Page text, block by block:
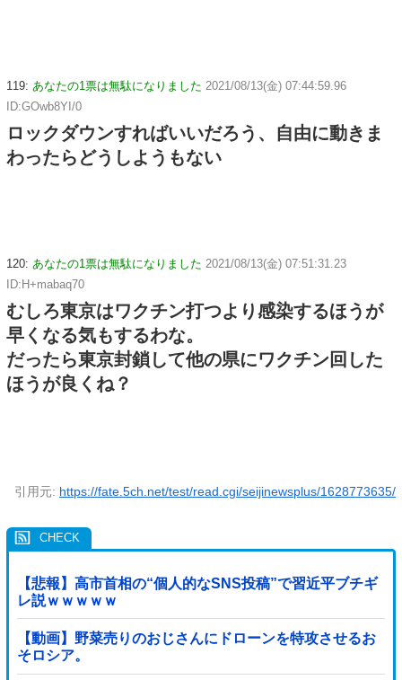
119: あなたの1票は無駄になりました 2021/08/13(金) 07:44:59.96
ID:GOwb8YI/0
ロックダウンすればいいだろう、自由に動きま
わったらどうしようもない
120: あなたの1票は無駄になりました 2021/08/13(金) 07:51:31.23
ID:H+mabaq70
むしろ東京はワクチン打つより感染するほうが
早くなる気もするわな。
だったら東京封鎖して他の県にワクチン回した
ほうが良くね？
引用元: https://fate.5ch.net/test/read.cgi/seijinewsplus/1628773635/
【悲報】高市首相の“個人的なSNS投稿”で習近平ブチギ
レ説ｗｗｗｗｗ
【動画】野菜売りのおじさんにドローンを特攻させるお
そロシア。